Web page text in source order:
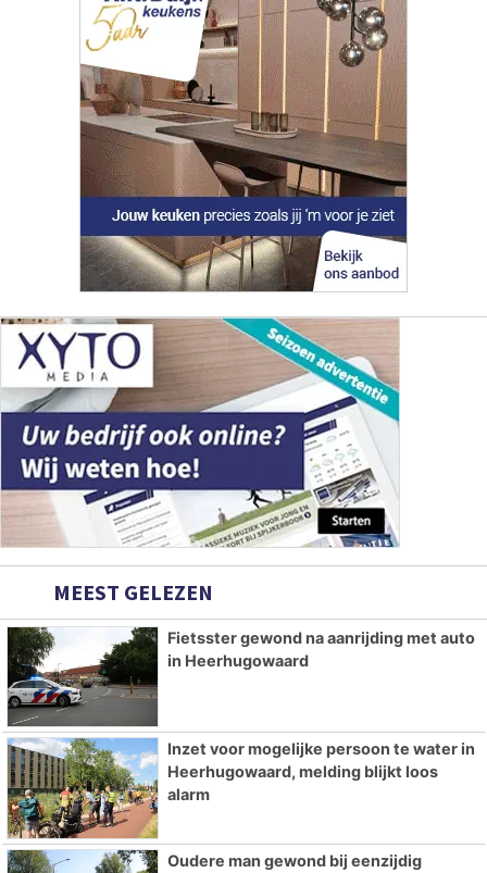
MEEST GELEZEN
Fietsster gewond na aanrijding met auto
in Heerhugowaard
Inzet voor mogelijke persoon te water in
Heerhugowaard, melding blijkt loos
alarm
Oudere man gewond bij eenzijdig